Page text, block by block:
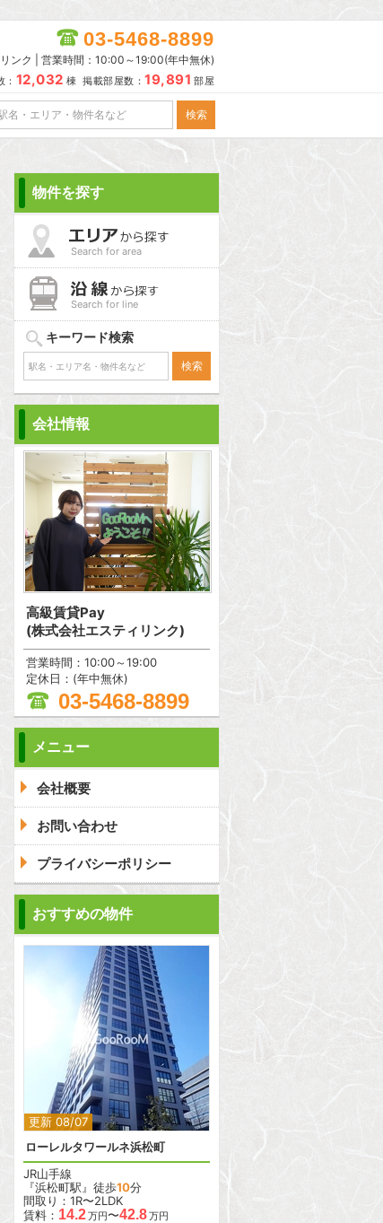
03-5468-8899
ンク | 営業時間：10:00～19:00(年中無休)
12,032 棟 掲載部屋数： 19,891 部屋
せ
せ
せ
物件を探す
Search for area
Search for line
キーワード検索
会社情報
高級賃貸Pay
(株式会社エスティリンク)
営業時間：10:00～19:00
定休日：(年中無休)
03-5468-8899
メニュー
会社概要
お問い合わせ
プライバシーポリシー
おすすめの物件
更新 08/07
2 2
ローレルタワールネ浜松町
JR山手線
『浜松町駅』徒歩10分
間取り：1R〜2LDK
賃料： 14.2万円〜42.8万円